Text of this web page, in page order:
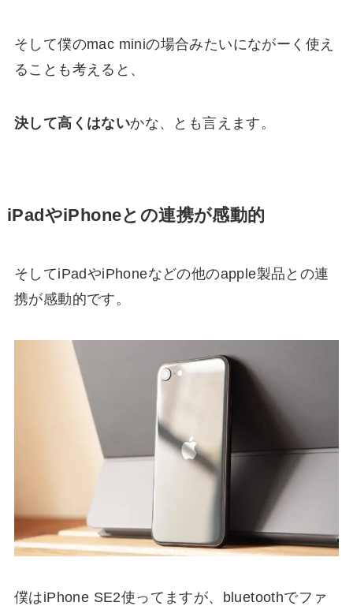
そして僕のmac miniの場合みたいにながーく使え
ることも考えると、
決して高くはないかな、とも言えます。
iPadやiPhoneとの連携が感動的
そしてiPadやiPhoneなどの他のapple製品との連
携が感動的です。
僕はiPhone SE2使ってますが、bluetoothでファ